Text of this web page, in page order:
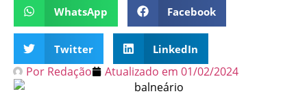
WhatsApp Facebook
Twitter LinkedIn
Por Redação Atualizado em 01/02/2024